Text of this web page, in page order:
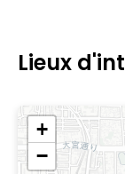
Lieux
+
−